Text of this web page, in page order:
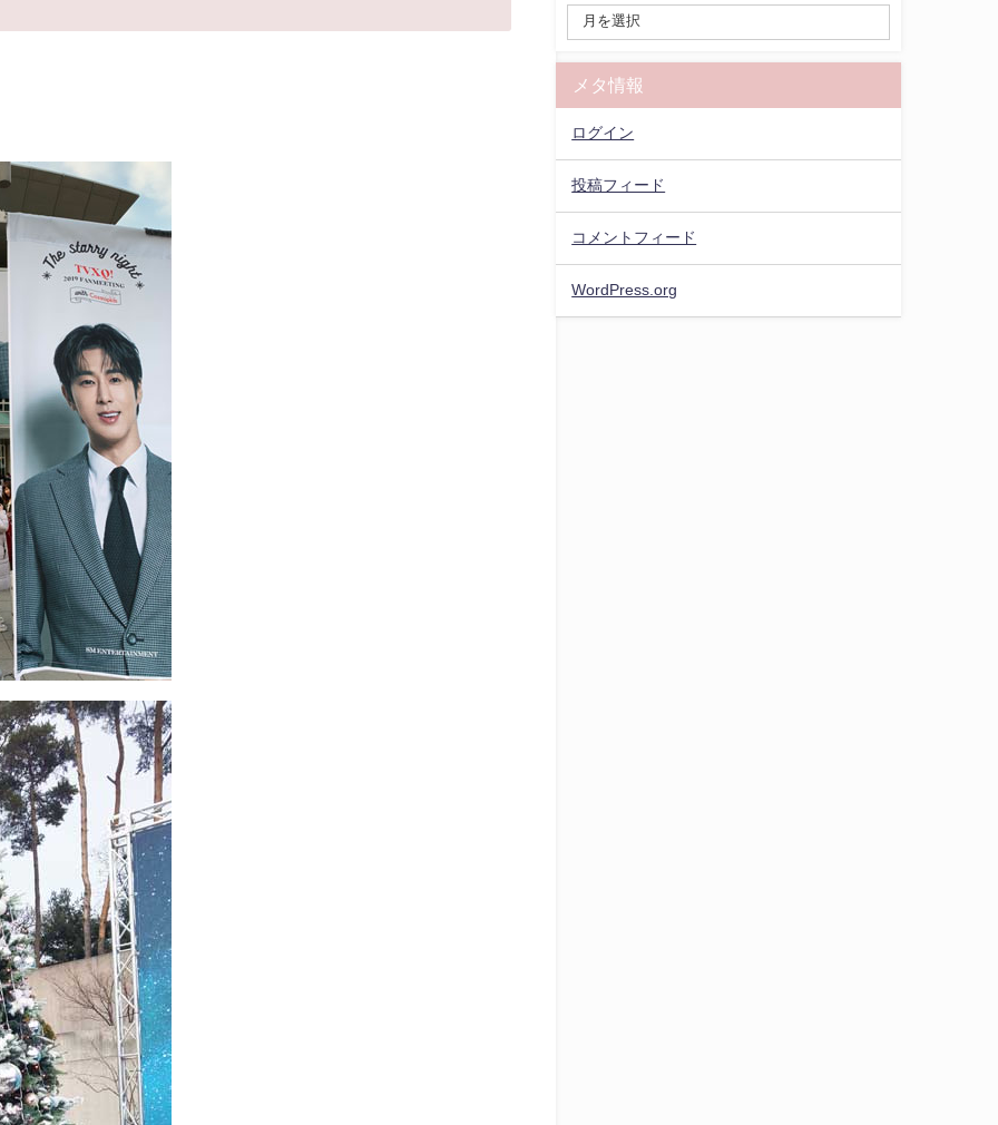
メタ情報
ログイン
投稿フィード
コメントフィード
WordPress.org